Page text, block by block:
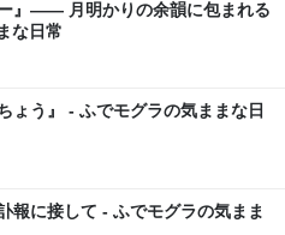
』―― 月明かりの余韻に包まれる
な日常
ょう』 - ふでモグラの気ままな日
報に接して - ふでモグラの気まま